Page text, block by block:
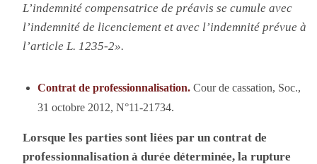
L’indemnité compensatrice de préavis se cumule avec
l’indemnité de licenciement et avec l’indemnité prévue à
l’article L. 1235-2».
Contrat de professionnalisation.Cour de cassation, Soc.,
31 octobre 2012, N°11-21734.
Lorsque les parties sont liées par un contrat de
professionnalisation à durée déterminée, la rupture